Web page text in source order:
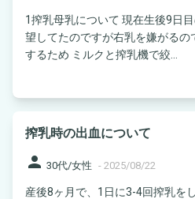
1搾乳母乳について 現在生後9日目の新生児で 完全母乳を希
望してたのですが右乳を嫌がるの
するため ミルクと搾乳機で絞...
搾乳時の出血について
person 30代/女性 - 2025/08/22
産後8ヶ月で、1日に3-4回搾乳を